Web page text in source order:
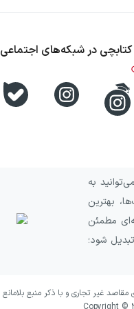
کتابچی در شبکه‌های اجتماعی
به
بهترین
مطمئن
شود؛
غیر تجاری و با ذکر منبع